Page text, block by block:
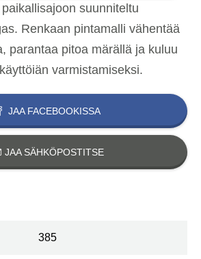
suunniteltu
Renkaan pintamalli vähentää
parantaa pitoa märällä ja kuluu
varmistamiseksi.
JAA FACEBOOKISSA
JAA SÄHKÖPOSTITSE
385